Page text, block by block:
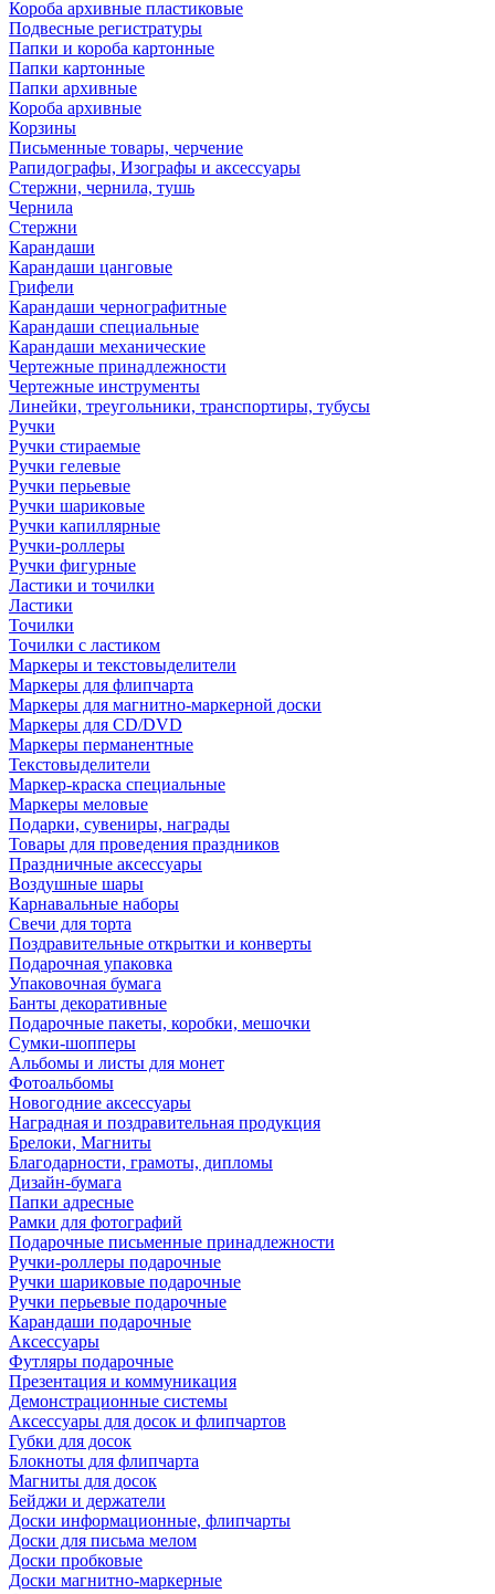
Короба архивные пластиковые
Подвесные регистратуры
Папки и короба картонные
Папки картонные
Папки архивные
Короба архивные
Корзины
Письменные товары, черчение
Рапидографы, Изографы и аксессуары
Стержни, чернила, тушь
Чернила
Стержни
Карандаши
Карандаши цанговые
Грифели
Карандаши чернографитные
Карандаши специальные
Карандаши механические
Чертежные принадлежности
Чертежные инструменты
Линейки, треугольники, транспортиры, тубусы
Ручки
Ручки стираемые
Ручки гелевые
Ручки перьевые
Ручки шариковые
Ручки капиллярные
Ручки-роллеры
Ручки фигурные
Ластики и точилки
Ластики
Точилки
Точилки с ластиком
Маркеры и текстовыделители
Маркеры для флипчарта
Маркеры для магнитно-маркерной доски
Маркеры для CD/DVD
Маркеры перманентные
Текстовыделители
Маркер-краска специальные
Маркеры меловые
Подарки, сувениры, награды
Товары для проведения праздников
Праздничные аксессуары
Воздушные шары
Карнавальные наборы
Свечи для торта
Поздравительные открытки и конверты
Подарочная упаковка
Упаковочная бумага
Банты декоративные
Подарочные пакеты, коробки, мешочки
Сумки-шопперы
Альбомы и листы для монет
Фотоальбомы
Новогодние аксессуары
Наградная и поздравительная продукция
Брелоки, Магниты
Благодарности, грамоты, дипломы
Дизайн-бумага
Папки адресные
Рамки для фотографий
Подарочные письменные принадлежности
Ручки-роллеры подарочные
Ручки шариковые подарочные
Ручки перьевые подарочные
Карандаши подарочные
Аксессуары
Футляры подарочные
Презентация и коммуникация
Демонстрационные системы
Аксессуары для досок и флипчартов
Губки для досок
Блокноты для флипчарта
Магниты для досок
Бейджи и держатели
Доски информационные, флипчарты
Доски для письма мелом
Доски пробковые
Доски магнитно-маркерные